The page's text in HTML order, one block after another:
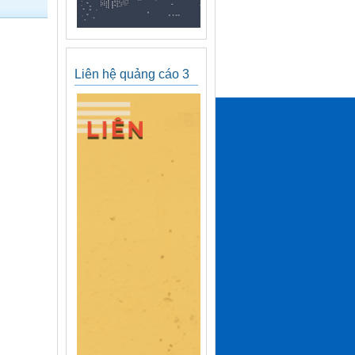
Liên hệ quảng cáo 3